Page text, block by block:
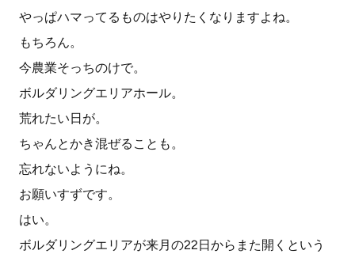
やっぱハマってるものはやりたくなりますよね。
もちろん。
今農業そっちのけで。
ボルダリングエリアホール。
荒れたい日が。
ちゃんとかき混ぜることも。
忘れないようにね。
お願いすずです。
はい。
ボルダリングエリアが来月の22日からまた開くという